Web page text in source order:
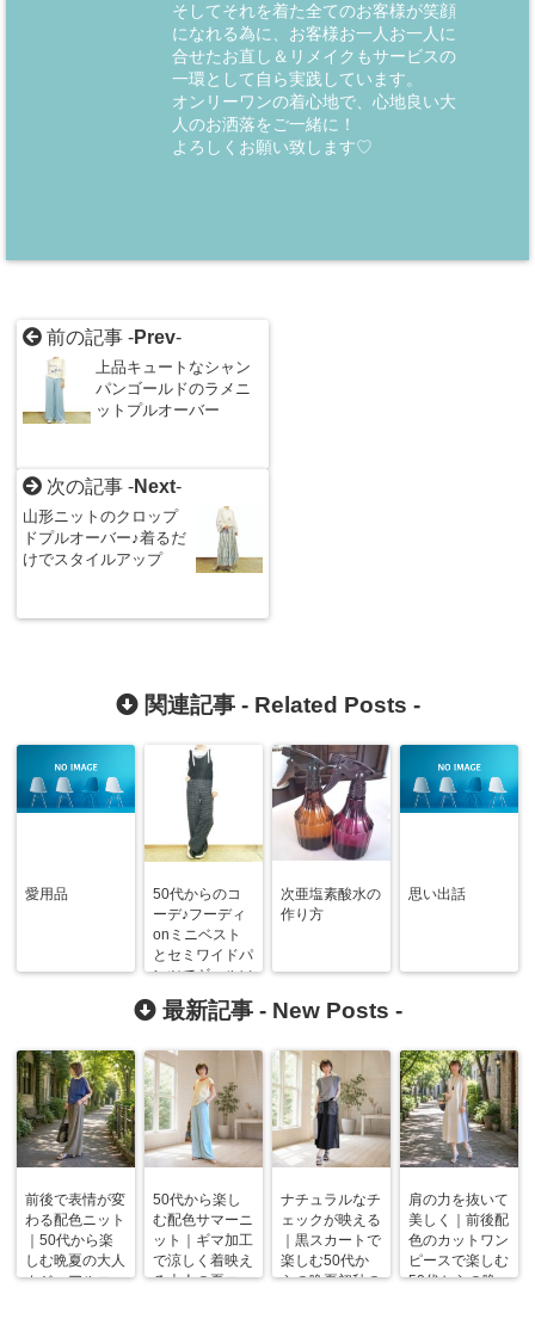
そしてそれを着た全てのお客様が笑顔
になれる為に、お客様お一人お一人に
合せたお直し＆リメイクもサービスの
一環として自ら実践しています。
オンリーワンの着心地で、心地良い大
人のお洒落をご一緒に！
よろしくお願い致します♡
前の記事 -Prev-
上品キュートなシャン
パンゴールドのラメニ
ットプルオーバー
次の記事 -Next-
山形ニットのクロップ
ドプルオーバー♪着るだ
けでスタイルアップ
関連記事 - Related Posts -
愛用品
50代からのコ
ーデ♪フーディ
onミニベスト
とセミワイドパ
ンツでギャルソ
ンヌ風に ＆ 介
護保険Part２
次亜塩素酸水の
作り方
思い出話
最新記事 - New Posts -
前後で表情が変
わる配色ニット
｜50代から楽
しむ晩夏の大人
カジュアルコー
50代から楽し
む配色サマーニ
ット｜ギマ加工
で涼しく着映え
る大人の夏コー
ナチュラルなチ
ェックが映える
｜黒スカートで
楽しむ50代か
らの晩夏初秋の
肩の力を抜いて
美しく｜前後配
色のカットワン
ピースで楽しむ
50代からの晩